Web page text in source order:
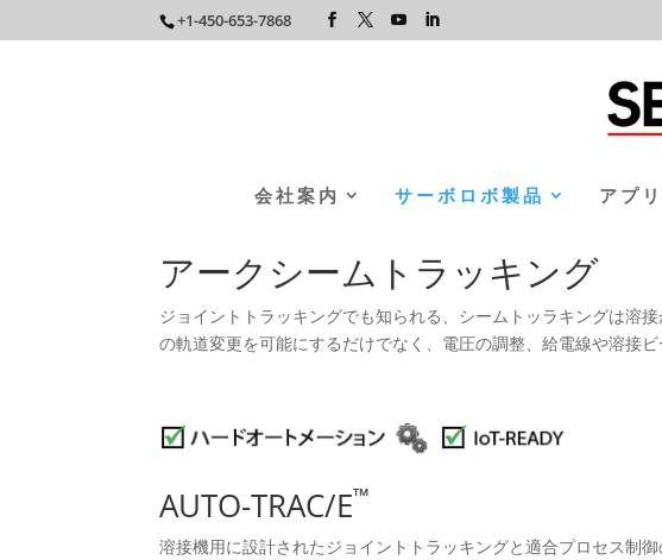
+1-450-653-7868
会社案内 サーボロボ製品 アプ
アークシームトラッキング
ジョイントトラッキングでも知られる、シームトッラキングは溶
の軌道変更を可能にするだけでなく、電圧の調整、給電線や溶接
AUTO-TRAC/E™
溶接機用に設計されたジョイントトラッキングと適合プロセス制